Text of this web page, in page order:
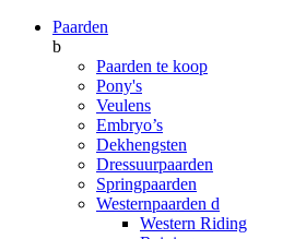
Paarden
b
Paarden te koop
Pony's
Veulens
Embryo’s
Dekhengsten
Dressuurpaarden
Springpaarden
Westernpaarden d
Western Riding